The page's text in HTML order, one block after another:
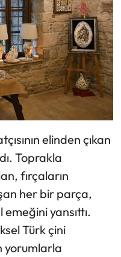
elinden çıkan
Toprakla
fırçaların
her bir parça,
emeğini yansıttı.
Türk çini
yorumlarla